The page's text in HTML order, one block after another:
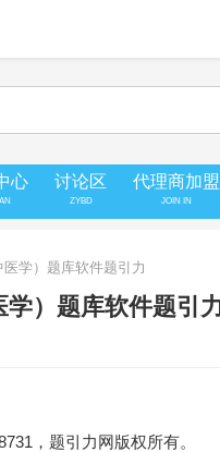
心 讨论区
ZYBD
代理商加盟
JOIN IN
学）题库软件题引力
）题库软件题引
，题引力网版权所有。